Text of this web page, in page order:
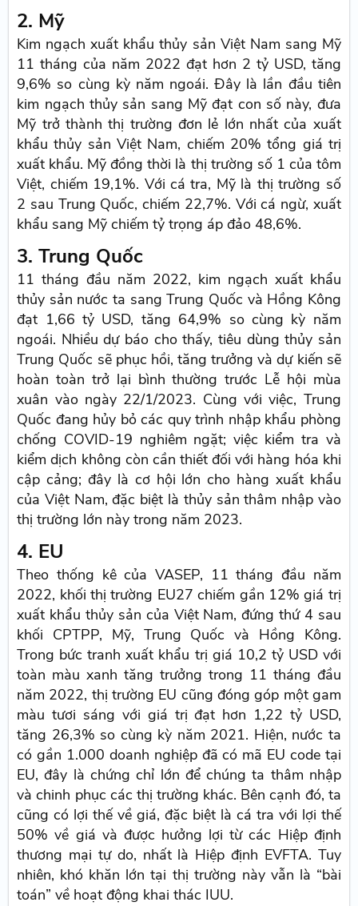
2. Mỹ
Kim ngạch xuất khẩu thủy sản Việt Nam sang Mỹ
11 tháng của năm 2022 đạt hơn 2 tỷ USD, tăng
9,6% so cùng kỳ năm ngoái. Đây là lần đầu tiên
kim ngạch thủy sản sang Mỹ đạt con số này, đưa
Mỹ trở thành thị trường đơn lẻ lớn nhất của xuất
khẩu thủy sản Việt Nam, chiếm 20% tổng giá trị
xuất khẩu. Mỹ đồng thời là thị trường số 1 của tôm
Việt, chiếm 19,1%. Với cá tra, Mỹ là thị trường số
2 sau Trung Quốc, chiếm 22,7%. Với cá ngừ, xuất
khẩu sang Mỹ chiếm tỷ trọng áp đảo 48,6%.
3. Trung Quốc
11 tháng đầu năm 2022, kim ngạch xuất khẩu
thủy sản nước ta sang Trung Quốc và Hồng Kông
đạt 1,66 tỷ USD, tăng 64,9% so cùng kỳ năm
ngoái. Nhiều dự báo cho thấy, tiêu dùng thủy sản
Trung Quốc sẽ phục hồi, tăng trưởng và dự kiến sẽ
hoàn toàn trở lại bình thường trước Lễ hội mùa
xuân vào ngày 22/1/2023. Cùng với việc, Trung
Quốc đang hủy bỏ các quy trình nhập khẩu phòng
chống COVID-19 nghiêm ngặt; việc kiểm tra và
kiểm dịch không còn cần thiết đối với hàng hóa khi
cập cảng; đây là cơ hội lớn cho hàng xuất khẩu
của Việt Nam, đặc biệt là thủy sản thâm nhập vào
thị trường lớn này trong năm 2023.
4. EU
Theo thống kê của VASEP, 11 tháng đầu năm
2022, khối thị trường EU27 chiếm gần 12% giá trị
xuất khẩu thủy sản của Việt Nam, đứng thứ 4 sau
khối CPTPP, Mỹ, Trung Quốc và Hồng Kông.
Trong bức tranh xuất khẩu trị giá 10,2 tỷ USD với
toàn màu xanh tăng trưởng trong 11 tháng đầu
năm 2022, thị trường EU cũng đóng góp một gam
màu tươi sáng với giá trị đạt hơn 1,22 tỷ USD,
tăng 26,3% so cùng kỳ năm 2021. Hiện, nước ta
có gần 1.000 doanh nghiệp đã có mã EU code tại
EU, đây là chứng chỉ lớn để chúng ta thâm nhập
và chinh phục các thị trường khác. Bên cạnh đó, ta
cũng có lợi thế về giá, đặc biệt là cá tra với lợi thế
50% về giá và được hưởng lợi từ các Hiệp định
thương mại tự do, nhất là Hiệp định EVFTA. Tuy
nhiên, khó khăn lớn tại thị trường này vẫn là “bài
toán” về hoạt động khai thác IUU.